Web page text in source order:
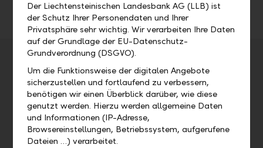
Veranstaltungsdetails
Adresse
Datum
Mi, 11.05.2016
Der Liechtensteinischen Landesbank AG (LLB) ist
der Schutz Ihrer Personendaten und Ihrer
Privatsphäre sehr wichtig. Wir verarbeiten Ihre Daten
auf der Grundlage der EU-Datenschutz-
Grundverordnung (DSGVO).
Um die Funktionsweise der digitalen Angebote
sicherzustellen und fortlaufend zu verbessern,
benötigen wir einen Überblick darüber, wie diese
genutzt werden. Hierzu werden allgemeine Daten
und Informationen (IP-Adresse,
Browsereinstellungen, Betriebssystem, aufgerufene
Dateien …) verarbeitet.